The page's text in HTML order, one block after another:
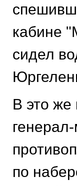
кабине
сидел
В это же
по